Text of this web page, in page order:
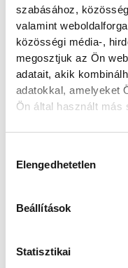
szabásához,
valamint
közösségi média-,
megosztjuk az Ön
adatait, akik
adatokkal, amelyeket
Ön által használt más
Elengedhetetlen
Beállítások
Statisztikai